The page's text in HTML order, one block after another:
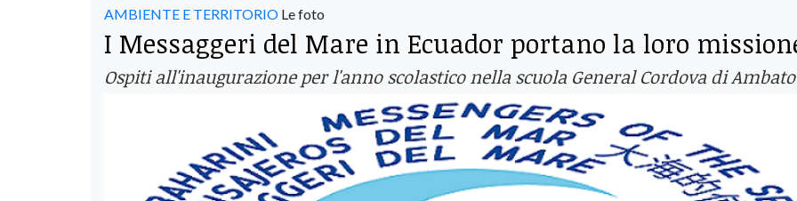
AMBIENTE E TERRITORIO Le foto
I Messaggeri del Mare in Ecuador portano la loro
Ospiti all'inaugurazione per l'anno scolastico nella scuola General Cordova di Ambato